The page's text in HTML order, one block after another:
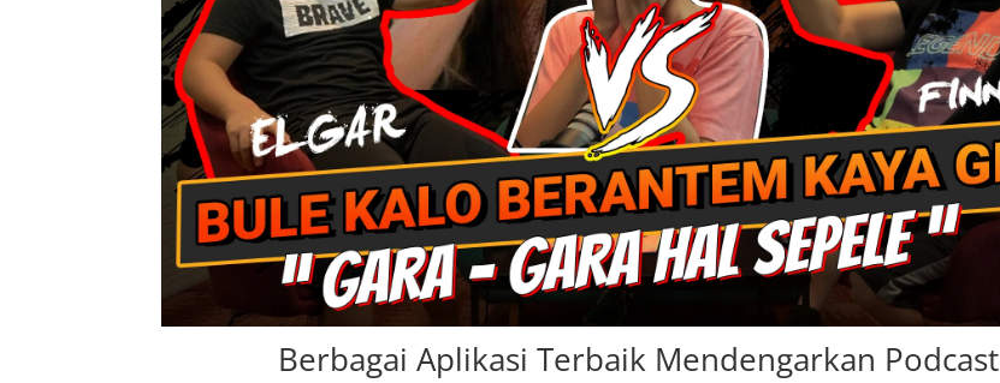
Berbagai Aplikasi Terbaik Mendengarkan Podcast